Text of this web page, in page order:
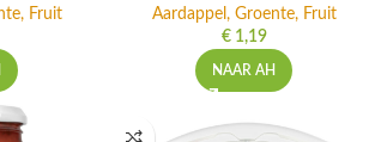
Fruit
Aardappel, Groente, Fruit
€1,19
NAAR AH